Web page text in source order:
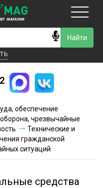
обеспечение
чрезвычайные
Технические и
гражданской
ситуаций
средства